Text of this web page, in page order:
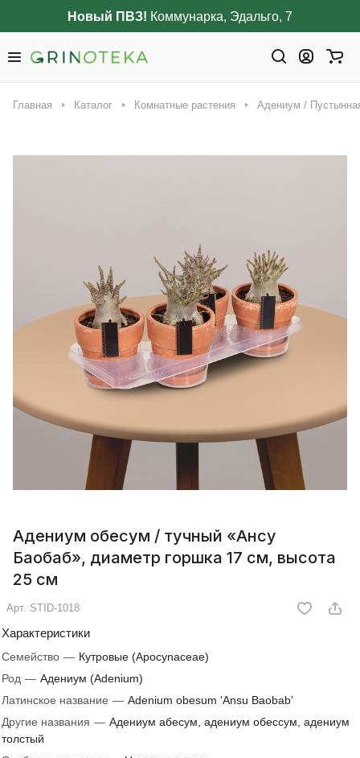
Новый ПВЗ! Коммунарка, Эдальго, 7
Главная Каталог Комнатные растения Адениум /
Адениум обесум / тучный «Ансу
Баобаб», диаметр горшка 17 см, высота
25 см
Арт. STID-1018
Характеристики
Семейство — Кутровые (Apocynaceae)
Род — Адениум (Adenium)
Латинское название — Adenium obesum 'Ansu Baobab'
Другие названия — Адениум абесум, адениум обессум, адениум
толстый